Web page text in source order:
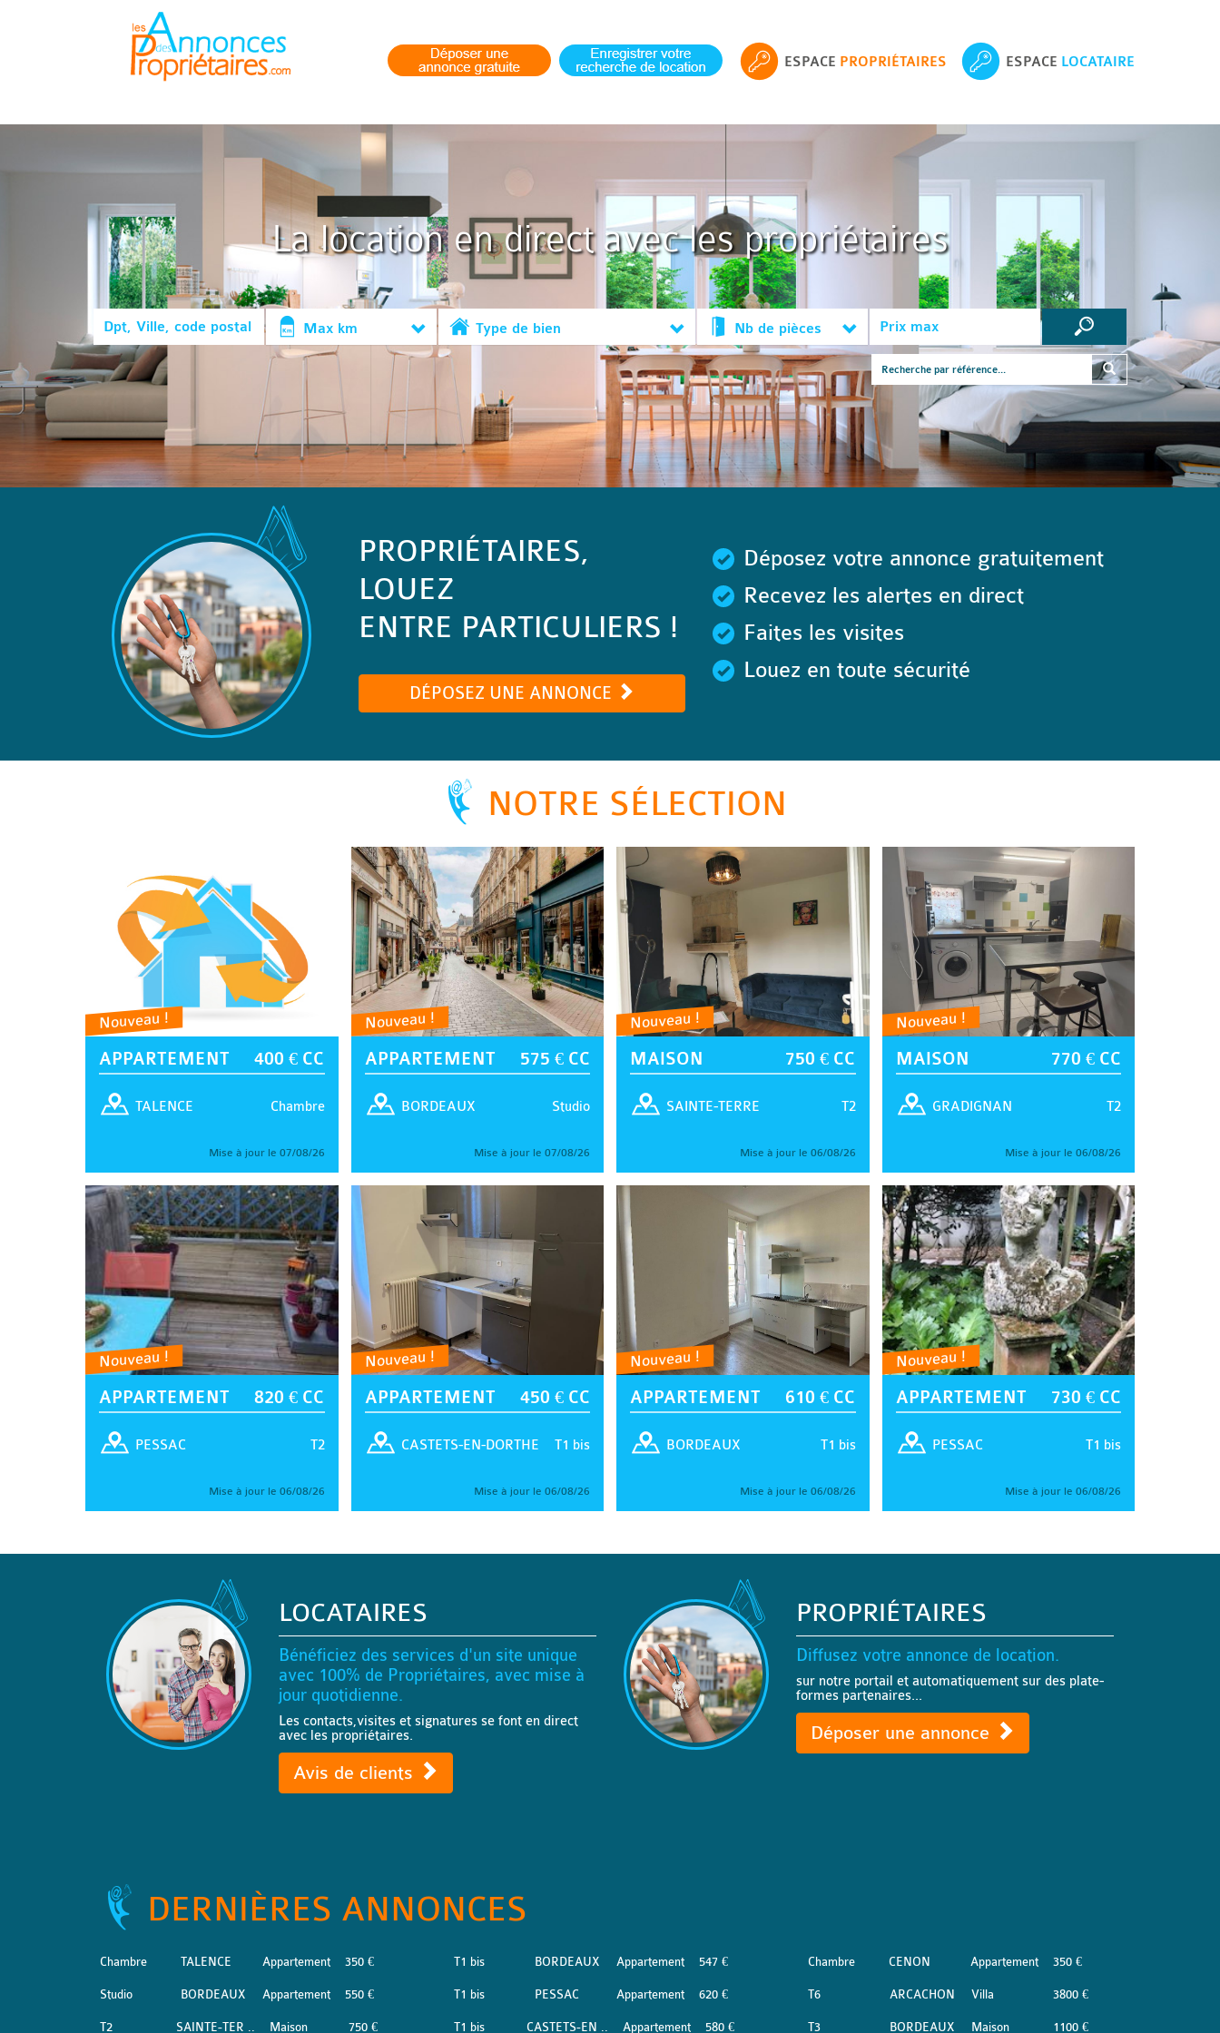
ESPACE PROPRIÉTAIRES ESPACE LOCATAIRE
La location en direct avec les propriétaires
Max km Type de bien Nb de pièces
PROPRIÉTAIRES,
LOUEZ
ENTRE PARTICULIERS !
DÉPOSEZ UNE ANNONCE
Déposez votre annonce gratuitement
Recevez les alertes en direct
Faites les visites
Louez en toute sécurité
NOTRE SÉLECTION
Nouveau !
APPARTEMENT 400 € CC
Chambre
TALENCE
Mise à jour le 07/08/26
Nouveau !
APPARTEMENT 575 € CC
Studio
BORDEAUX
Mise à jour le 07/08/26
Nouveau !
MAISON 750 € CC
T2
SAINTE-TERRE
Mise à jour le 06/08/26
Nouveau !
MAISON 770 € CC
T2
GRADIGNAN
Mise à jour le 06/08/26
Nouveau !
APPARTEMENT 820 € CC
T2
PESSAC
Mise à jour le 06/08/26
Nouveau !
APPARTEMENT 450 € CC
T1 bis
CASTETS-EN-DORTHE
Mise à jour le 06/08/26
Nouveau !
APPARTEMENT 610 € CC
T1 bis
BORDEAUX
Mise à jour le 06/08/26
Nouveau !
APPARTEMENT 730 € CC
T1 bis
PESSAC
Mise à jour le 06/08/26
LOCATAIRES
Bénéficiez des services d'un site unique
avec 100% de Propriétaires, avec mise à
jour quotidienne.
Les contacts,visites et signatures se font en direct
avec les propriétaires.
Avis de clients
PROPRIÉTAIRES
Diffusez votre annonce de location.
sur notre portail et automatiquement sur des plate-
formes partenaires...
Déposer une annonce
DERNIÈRES ANNONCES
Chambre TALENCE Appartement 350 €
Studio BORDEAUX Appartement 550 €
T2 SAINTE-TER .. Maison 750 €
T1 bis BORDEAUX Appartement 547 €
T1 bis PESSAC Appartement 620 €
T1 bis CASTETS-EN .. Appartement 580 €
Chambre CENON Appartement 350 €
T6 ARCACHON Villa 3800 €
T3 BORDEAUX Maison 1100 €